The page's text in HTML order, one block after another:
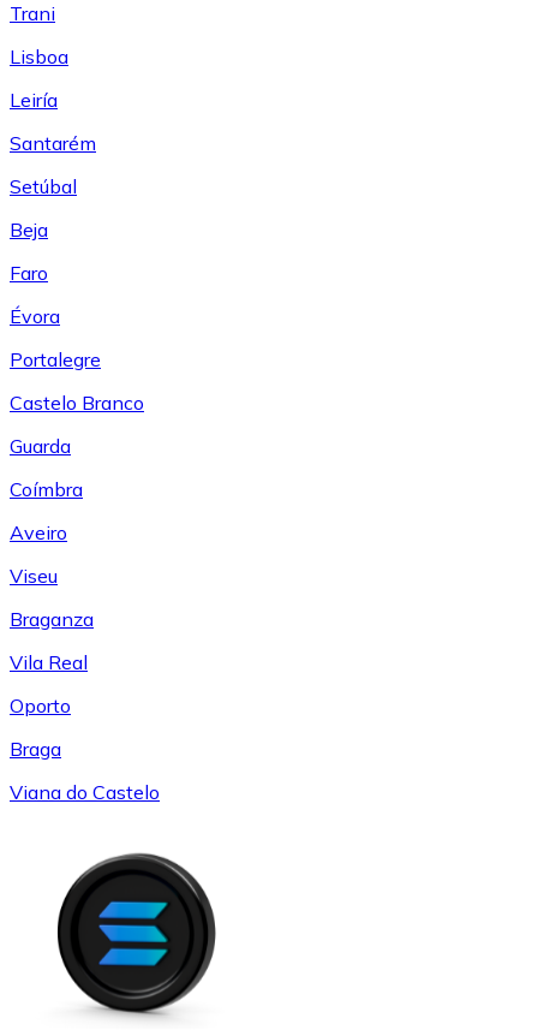
Trani
Lisboa
Leiría
Santarém
Setúbal
Beja
Faro
Évora
Portalegre
Castelo Branco
Guarda
Coímbra
Aveiro
Viseu
Braganza
Vila Real
Oporto
Braga
Viana do Castelo